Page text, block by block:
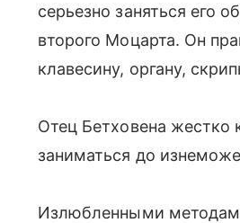
серьезно заняться его
второго Моцарта. Он
клавесину, органу,
Отец Бетховена жестко
заниматься до
Излюбленными